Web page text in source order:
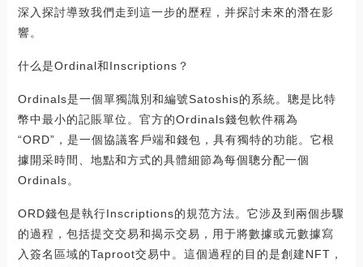
深入探討導致我們走到這一步的歷程，并探討未來的潛在影
響。
什么是Ordinal和Inscriptions？
Ordinals是一個單獨識別和編號Satoshis的系統。聰是比特
幣中最小的記賬單位。官方的Ordinals錢包軟件稱為
“ORD”，是一個協議客戶端和錢包，具有獨特的功能。它根
據開采時間、地點和方式的具體細節為每個聰分配一個
Ordinals。
ORD錢包是執行Inscriptions的規范方法。它涉及到兩個步驟
的過程，包括提交交易和揭示交易，用于將數據或元數據寫
入簽名區域的Taproot交易中。這個過程的目的是創建NFT，